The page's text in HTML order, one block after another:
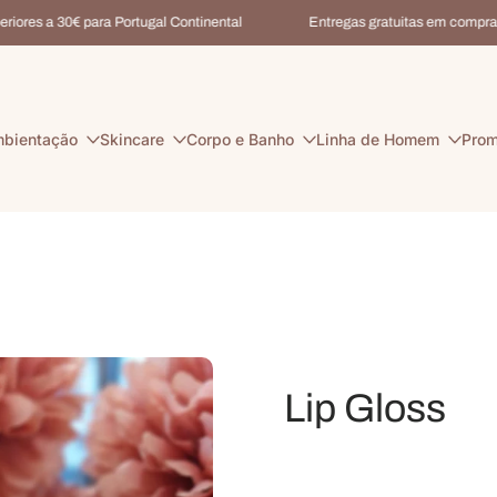
a 30€ para Portugal Continental Entregas gratuitas em compras
Skincare Corpo e Banho Linha de Homem
Lip Gloss